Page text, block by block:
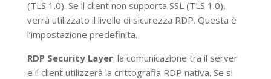
(TLS 1.0). Se il client non supporta SSL (TLS 1.0),
verrà utilizzato il livello di sicurezza RDP. Questa è
l’impostazione predefinita.
RDP Security Layer: la comunicazione tra il server
e il client utilizzerà la crittografia RDP nativa. Se si